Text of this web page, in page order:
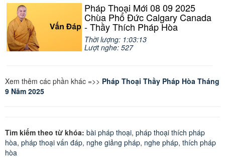
Pháp Thoại Mới 08 09 2025
Chùa Phổ Đức Calgary Canada
- Thầy Thích Pháp Hòa
Thời lượng: 1:03:13
Lượt nghe: 527
Xem thêm các phần khác =>> Pháp Thoại Thầy Pháp Hòa Tháng
9 Năm 2025
Tìm kiếm theo từ khóa: bài pháp thoại, pháp thoại thích pháp
hòa, pháp thoại vấn đáp, nghe giảng pháp, nghe pháp, thích pháp
hòa